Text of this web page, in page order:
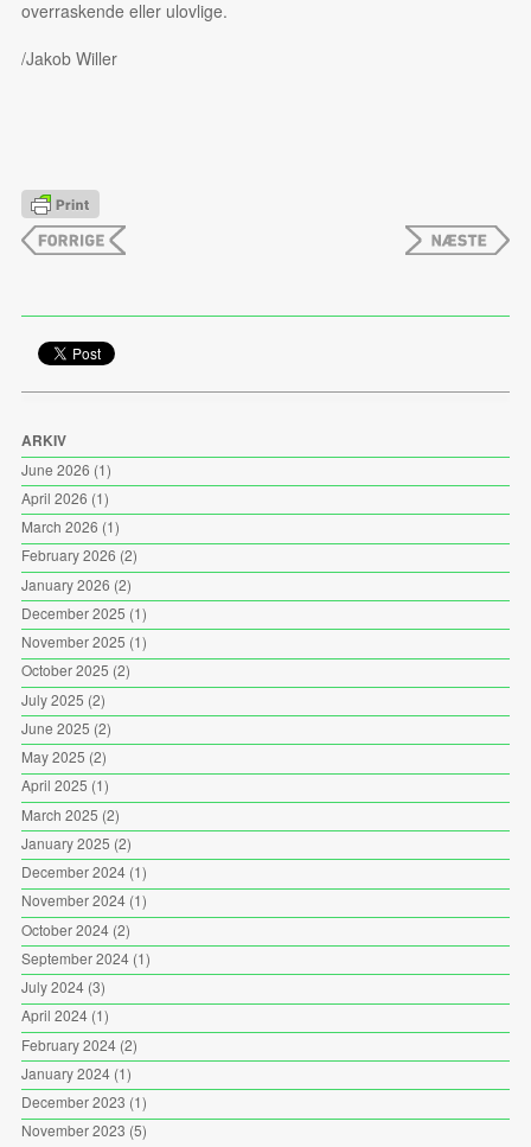
overraskende eller ulovlige.
/Jakob Willer
ARKIV
June 2026 (1)
April 2026 (1)
March 2026 (1)
February 2026 (2)
January 2026 (2)
December 2025 (1)
November 2025 (1)
October 2025 (2)
July 2025 (2)
June 2025 (2)
May 2025 (2)
April 2025 (1)
March 2025 (2)
January 2025 (2)
December 2024(1)
November 2024(1)
October 2024(2)
September 2024(1)
July 2024(3)
April 2024(1)
February 2024(2)
January 2024(1)
December 2023 (1)
November 2023 (5)